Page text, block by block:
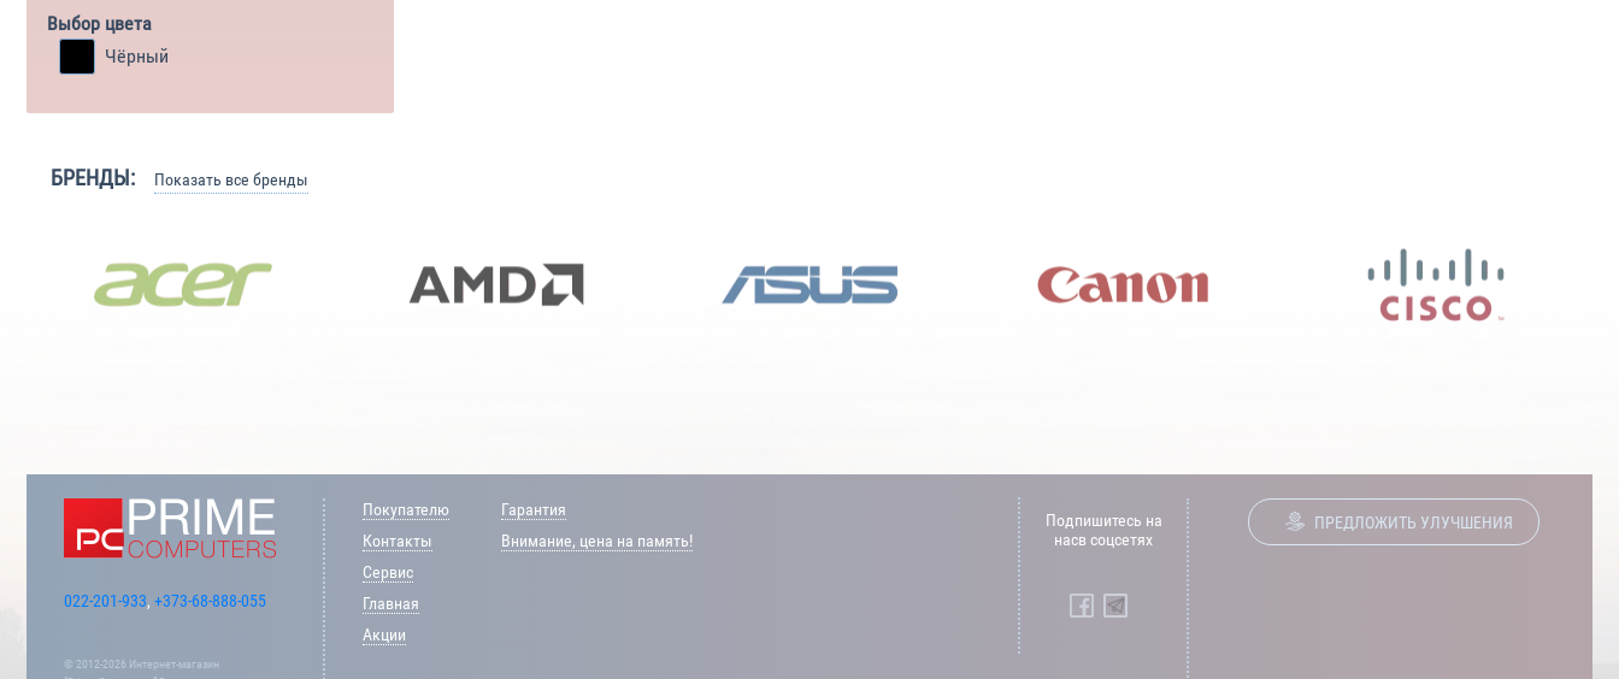
Выбор цвета
Чёрный
БРЕНДЫ: Показать все бренды
022-201-933, +373-68-888-055
© 2012-2026 Интернет-магазин
Покупателю
Контакты
Сервис
Главная
Акции
Гарантия
Внимание, цена на память!
Подпишитесь на
насв соцсетях
ПРЕДЛОЖИТЬ УЛУЧШЕНИЯ